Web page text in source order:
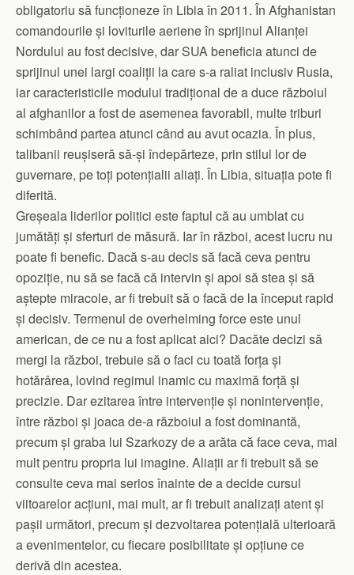
obligatoriu să funcționeze în Libia în 2011. În Afghanistan
comandourile și loviturile aeriene în sprijinul Alianței
Nordului au fost decisive, dar SUA beneficia atunci de
sprijinul unei largi coaliții la care s-a raliat inclusiv Rusia,
iar caracteristicile modului tradițional de a duce războiul
al afghanilor a fost de asemenea favorabil, multe triburi
schimbând partea atunci când au avut ocazia. În plus,
talibanii reușiseră să-și îndepărteze, prin stilul lor de
guvernare, pe toți potențialii aliați. În Libia, situația pote fi
diferită.
Greșeala liderilor politici este faptul că au umblat cu
jumătăți și sferturi de măsură. Iar în război, acest lucru nu
poate fi benefic. Dacă s-au decis să facă ceva pentru
opoziție, nu să se facă că intervin și apoi să stea și să
aștepte miracole, ar fi trebuit să o facă de la început rapid
și decisiv. Termenul de overhelming force este unul
american, de ce nu a fost aplicat aici? Dacăte decizi să
mergi la război, trebuie să o faci cu toată forța și
hotărârea, lovind regimul inamic cu maximă forță și
precizie. Dar ezitarea între intervenție și nonintervenție,
între război și joaca de-a războiul a fost dominantă,
precum și graba lui Szarkozy de a arăta că face ceva, mai
mult pentru propria lui imagine. Aliații ar fi trebuit să se
consulte ceva mai serios înainte de a decide cursul
viitoarelor acțiuni, mai mult, ar fi trebuit analizați atent și
pașii următori, precum și dezvoltarea potențială ulterioară
a evenimentelor, cu fiecare posibilitate și opțiune ce
derivă din acestea.